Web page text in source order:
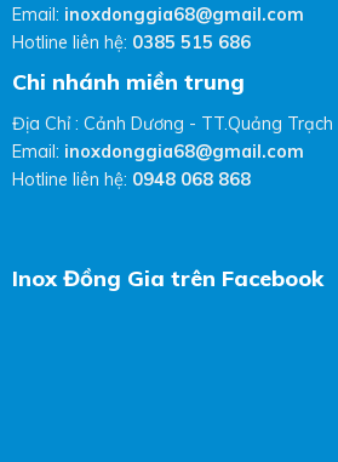
Email: inoxdonggia68@gmail.com
Hotline liên hệ: 0385 515 686
Chi nhánh miền trung
Địa Chỉ : Cảnh Dương - TT.Quảng Trạch
Email: inoxdonggia68@gmail.com
Hotline liên hệ: 0948 068 868
Inox Đồng Gia trên Facebook